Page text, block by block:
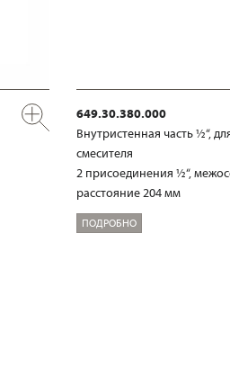
649.30.380.000
Внутристенная часть ½“,
смесителя
2 присоединения ½“,
расстояние 204 мм
ПОДРОБНО